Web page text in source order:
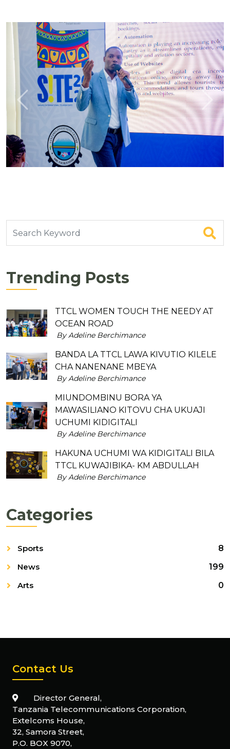
Previous Next
Trending Posts
TTCL WOMEN TOUCH THE NEEDY AT
OCEAN ROAD
By Adeline Berchimance
BANDA LA TTCL LAWA KIVUTIO KILELE
CHA NANENANE MBEYA
By Adeline Berchimance
MIUNDOMBINU BORA YA
MAWASILIANO KITOVU CHA UKUAJI
UCHUMI KIDIGITALI
By Adeline Berchimance
HAKUNA UCHUMI WA KIDIGITALI BILA
TTCL KUWAJIBIKA- KM ABDULLAH
By Adeline Berchimance
Categories
Sports
8
News
199
Arts
0
Contact Us
Director General,
Tanzania Telecommunications Corporation,
Extelcoms House,
32, Samora Street,
P.O. BOX 9070,